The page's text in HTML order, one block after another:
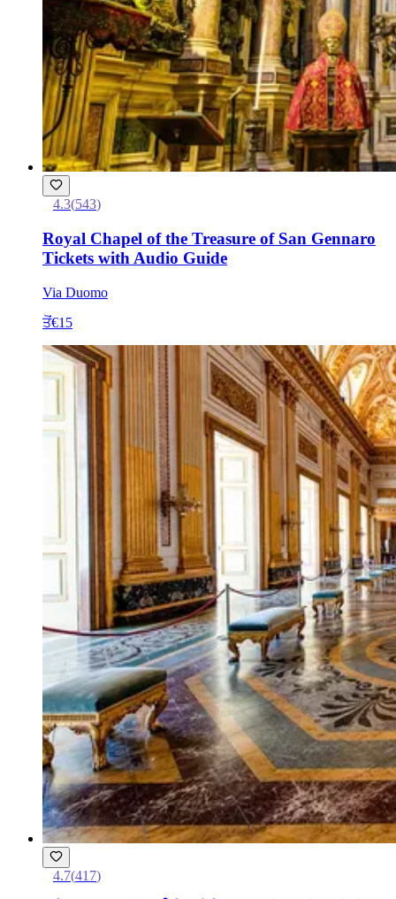
4.3(543)
Royal Chapel of the Treasure of San Gennaro
Tickets with Audio Guide
Via Duomo
ਤੋਂ€15
4.7(417)